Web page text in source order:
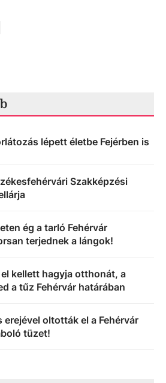
lépett életbe Fejérben is
Szakképzési
ég a tarló Fehérvár
terjednek a lángok!
kellett hagyja otthonát, a
a tűz Fehérvár határában
oltották el a Fehérvár
tüzet!